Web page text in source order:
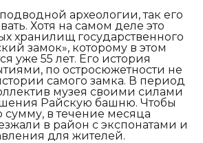
археологии, так его
Хотя на самом деле это
хранилищ государственного
замок», которому в этом
уже 55 лет. Его история
по остросюжетности не
самого замка. В период
музея своими силами
Райскую башню. Чтобы
сумму, в течение месяца
в район с экспонатами и
для жителей.